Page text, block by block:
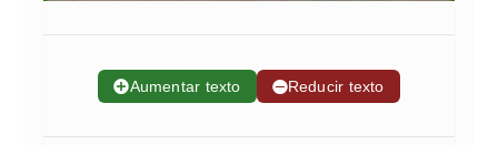
➕Aumentar texto ➖Reducir texto